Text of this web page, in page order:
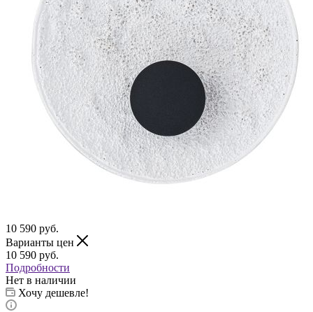
10 590 руб.
Варианты цен
10 590 руб.
Подробности
Нет в наличии
Хочу дешевле!